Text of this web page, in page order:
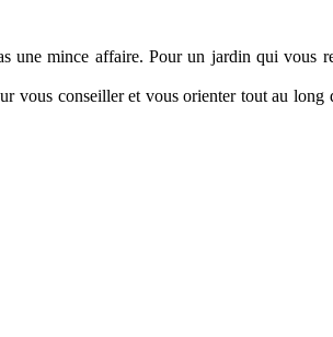
une mince affaire. Pour un jardin qui vous
vous conseiller et vous orienter tout au